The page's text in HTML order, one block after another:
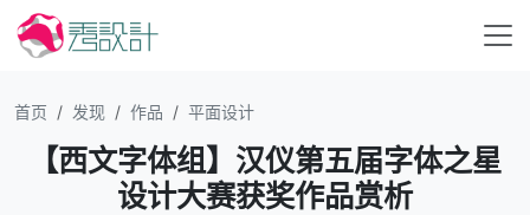
首页 发现 作品 平面设计
【西文字体组】汉仪第五届字体之星
设计大赛获奖作品赏析